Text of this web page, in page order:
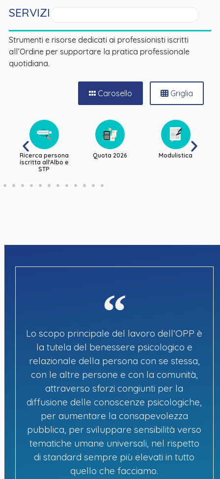
SERVIZI
Strumenti e risorse dedicati ai professionisti iscritti
all’Ordine per supportare la pratica professionale
quotidiana.
Carosello Griglia
Ricerca persona
iscritta all'Albo e
STP
Quota 2026 Modulistica
STP
appuntamenti
Formazione
Consulenze
Offerte di lavoro
Commissioni,
Consulte e Ufficio
Istruttorio
Gruppi di lavoro e
forum tematici
Spazi OPP
provinciali
Ebook Videoteca
Scuole di
specializzazione
Lo scopo principale del lavoro dell’OPP è
la tutela del benessere psicologico e
relazionale della persona con se stessa,
con le altre persone e con la comunità,
attraverso sforzi congiunti per la
diffusione delle conoscenze psicologiche,
per aumentare la consapevolezza
pubblica, per sviluppare sensibilità verso
tematiche umane universali, nel rispetto
di standard sempre più elevati in tutto
quello che facciamo.